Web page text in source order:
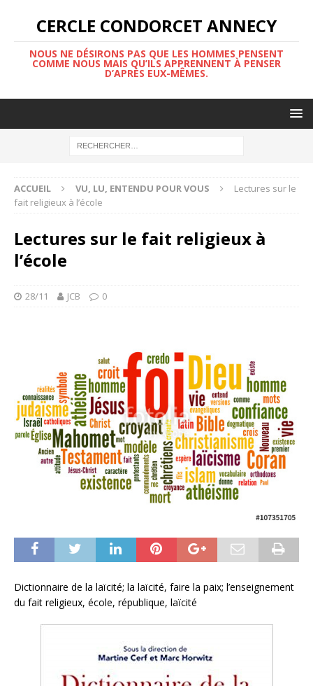
CERCLE CONDORCET ANNECY
NOUS NE DÉSIRONS PAS QUE LES HOMMES PENSENT
COMME NOUS MAIS QU’ILS APPRENNENT À PENSER
D’APRÈS EUX-MÊMES.
ACCUEIL VU, LU, ENTENDU POUR VOUS
Lectures sur le
fait religieux à l’école
Lectures sur le fait religieux à
l’école
28/11 JCB 0
Dictionnaire de la laïcité; la laïcité, faire la paix; l’enseignement
du fait religieux, école, république, laïcité